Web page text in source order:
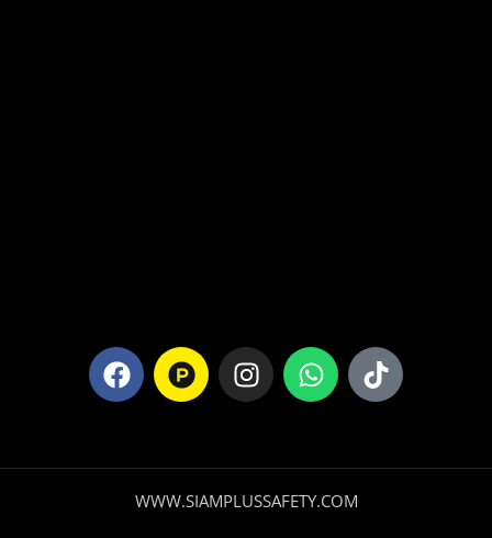
WWW.SIAMPLUSSAFETY.COM